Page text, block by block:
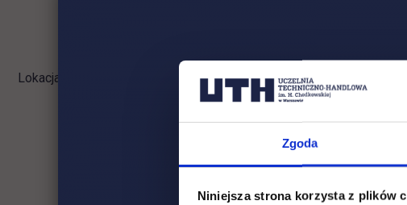
Zgoda
Niniejsza strona korzysta z plików
Lokacja: Kampus Jerozolimskie